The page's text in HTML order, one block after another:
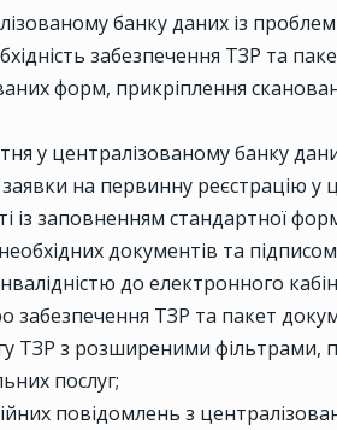
банку даних із проблем
забезпечення ТЗР та
форм, прикріплення
у централізованому банку
на первинну реєстрацію у
із заповненням стандартної
документів та
до електронного
забезпечення ТЗР та пакет
ТЗР з розширеними фільтрами,
послуг;
повідомлень з